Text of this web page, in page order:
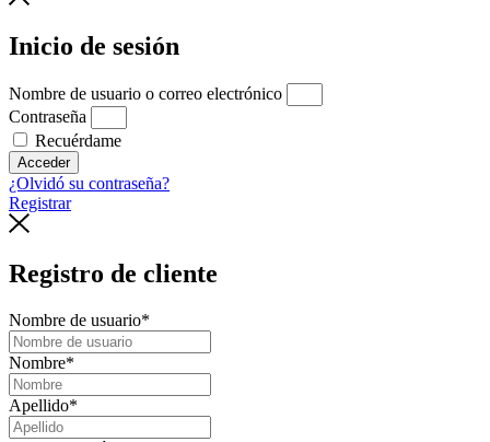
Inicio de sesión
Nombre de usuario o correo electrónico
Contraseña
Recuérdame
Acceder
¿Olvidó su contraseña?
Registrar
Registro de cliente
Nombre de usuario*
Nombre*
Apellido*